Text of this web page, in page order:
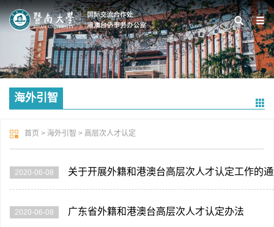
海外引智
首页 > 海外引智 > 高层次人才认定
2020-06-08 关于开展外籍和港澳台高层次人才认定工作的
2020-06-08 广东省外籍和港澳台高层次人才认定办法